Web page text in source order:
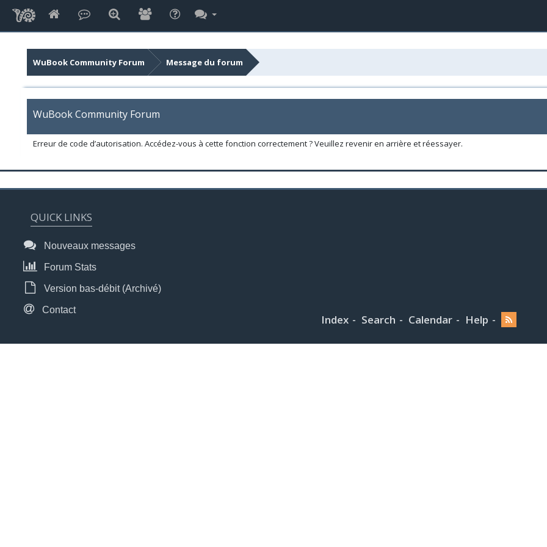
WuBook Community Forum Message du forum
WuBook Community Forum
Erreur de code d’autorisation. Accédez-vous à cette fonction correctement ? Veuillez revenir en arrière et réessayer.
QUICK LINKS
Nouveaux messages
Forum Stats
Version bas-débit (Archivé)
Contact
Index Search Calendar Help